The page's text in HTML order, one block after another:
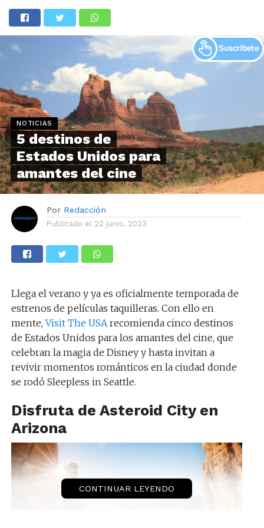
NOTICIAS
5 destinos de
Estados Unidos para
amantes del cine
Por Redacción
Publicado el 22 junio, 2023
Llega el verano y ya es oficialmente temporada de
estrenos de películas taquilleras. Con ello en
mente,Visit The USA recomienda cinco destinos
de Estados Unidos para los amantes del cine, que
celebran la magia de Disney y hasta invitan a
revivir momentos románticos en la ciudad donde
se rodó Sleepless in Seattle.
Disfruta de Asteroid City en
Arizona
CONTINUAR LEYENDO